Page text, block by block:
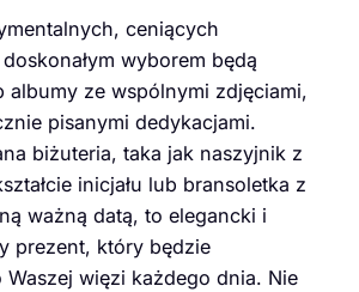
ceniących
wyborem będą
albumy ze wspólnymi zdjęciami,
pisanymi dedykacjami.
biżuteria, taka jak naszyjnik z
inicjału lub bransoletka z
ważną datą, to elegancki i
prezent, który będzie
Waszej więzi każdego dnia. Nie